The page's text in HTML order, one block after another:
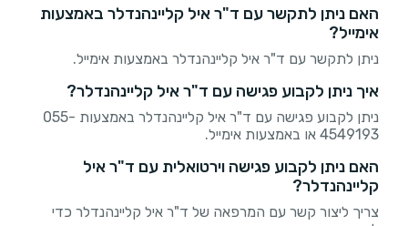
האם ניתן לתקשר עם ד"ר איל קליינהנדלר באמצעות
אימייל?
ניתן לתקשר עם ד"ר איל קליינהנדלר באמצעות אימייל.
איך ניתן לקבוע פגישה עם ד"ר איל קליינהנדלר?
ניתן לקבוע פגישה עם ד"ר איל קליינהנדלר באמצעות 055-
4549193 או באמצעות אימייל.
האם ניתן לקבוע פגישה וירטואלית עם ד"ר איל
קליינהנדלר?
צריך ליצור קשר עם המרפאה של ד"ר איל קליינהנדלר כדי